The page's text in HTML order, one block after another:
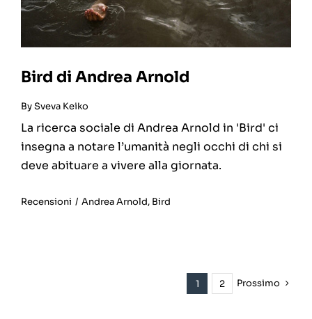
Bird di Andrea Arnold
BySveva Keiko
La ricerca sociale di Andrea Arnold in 'Bird' ci
insegna a notare l’umanità negli occhi di chi si
deve abituare a vivere alla giornata.
Recensioni / Andrea Arnold, Bird
1 2 Prossimo